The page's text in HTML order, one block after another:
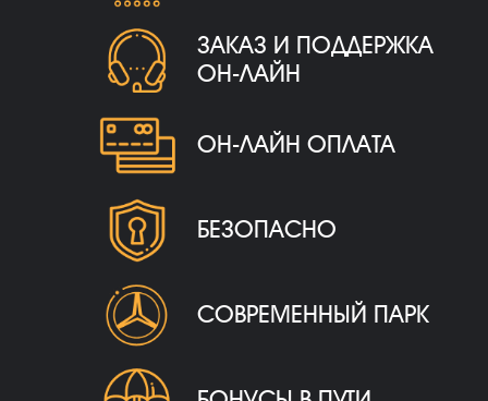
ЗАКАЗ И ПОДДЕРЖКА
ОН-ЛАЙН
ОН-ЛАЙН ОПЛАТА
БЕЗОПАСНО
СОВРЕМЕННЫЙ ПАРК